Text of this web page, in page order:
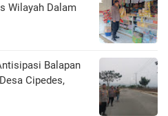
Wilayah Dalam
Balapan
Cipedes,